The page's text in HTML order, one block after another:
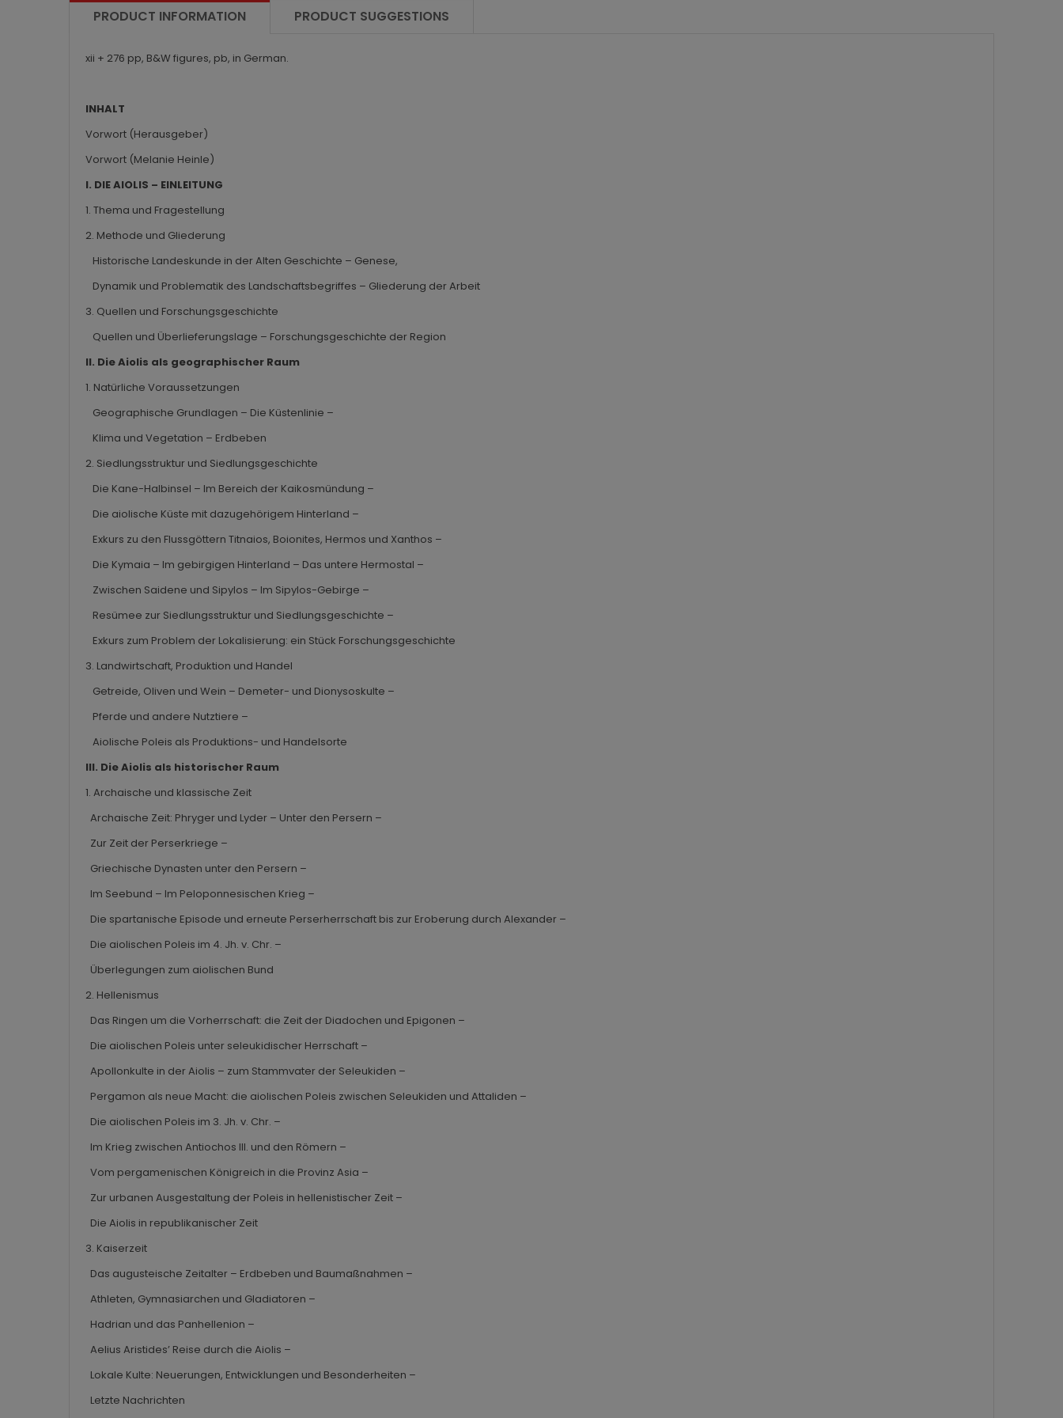
PRODUCT INFORMATION PRODUCT SUGGESTIONS
xii + 276 pp, B&W figures, pb, in German.
INHALT
Vorwort (Herausgeber)
Vorwort (Melanie Heinle)
I. DIE AIOLIS – EINLEITUNG
1. Thema und Fragestellung
2. Methode und Gliederung
Historische Landeskunde in der Alten Geschichte – Genese,
Dynamik und Problematik des Landschaftsbegriffes – Gliederung der Arbeit
3. Quellen und Forschungsgeschichte
Quellen und Überlieferungslage – Forschungsgeschichte der Region
II. Die Aiolis als geographischer Raum
1. Natürliche Voraussetzungen
Geographische Grundlagen – Die Küstenlinie –
Klima und Vegetation – Erdbeben
2. Siedlungsstruktur und Siedlungsgeschichte
Die Kane-Halbinsel – Im Bereich der Kaikosmündung –
Die aiolische Küste mit dazugehörigem Hinterland –
Exkurs zu den Flussgöttern Titnaios, Boionites, Hermos und Xanthos –
Die Kymaia – Im gebirgigen Hinterland – Das untere Hermostal –
Zwischen Saidene und Sipylos – Im Sipylos-Gebirge –
Resümee zur Siedlungsstruktur und Siedlungsgeschichte –
Exkurs zum Problem der Lokalisierung: ein Stück Forschungsgeschichte
3. Landwirtschaft, Produktion und Handel
Getreide, Oliven und Wein – Demeter- und Dionysoskulte –
Pferde und andere Nutztiere –
Aiolische Poleis als Produktions- und Handelsorte
III. Die Aiolis als historischer Raum
1. Archaische und klassische Zeit
Archaische Zeit: Phryger und Lyder – Unter den Persern –
Zur Zeit der Perserkriege –
Griechische Dynasten unter den Persern –
Im Seebund – Im Peloponnesischen Krieg –
Die spartanische Episode und erneute Perserherrschaft bis zur Eroberung durch Alexander –
Die aiolischen Poleis im 4. Jh. v. Chr. –
Überlegungen zum aiolischen Bund
2. Hellenismus
Das Ringen um die Vorherrschaft: die Zeit der Diadochen und Epigonen –
Die aiolischen Poleis unter seleukidischer Herrschaft –
Apollonkulte in der Aiolis – zum Stammvater der Seleukiden –
Pergamon als neue Macht: die aiolischen Poleis zwischen Seleukiden und Attaliden –
Die aiolischen Poleis im 3. Jh. v. Chr. –
Im Krieg zwischen Antiochos III. und den Römern –
Vom pergamenischen Königreich in die Provinz Asia –
Zur urbanen Ausgestaltung der Poleis in hellenistischer Zeit –
Die Aiolis in republikanischer Zeit
3. Kaiserzeit
Das augusteische Zeitalter – Erdbeben und Baumaßnahmen –
Athleten, Gymnasiarchen und Gladiatoren –
Hadrian und das Panhellenion –
Aelius Aristides’ Reise durch die Aiolis –
Lokale Kulte: Neuerungen, Entwicklungen und Besonderheiten –
Letzte Nachrichten